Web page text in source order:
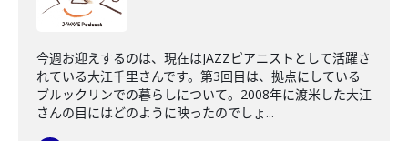
今週お迎えするのは、現在はJAZZピアニストとして活躍さ
れている大江千里さんです。第3回目は、拠点にしている
ブルックリンでの暮らしについて。2008年に渡米した大江
さんの目にはどのように映ったのでしょ...